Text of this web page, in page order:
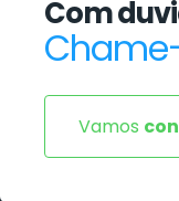
Com
Vamos